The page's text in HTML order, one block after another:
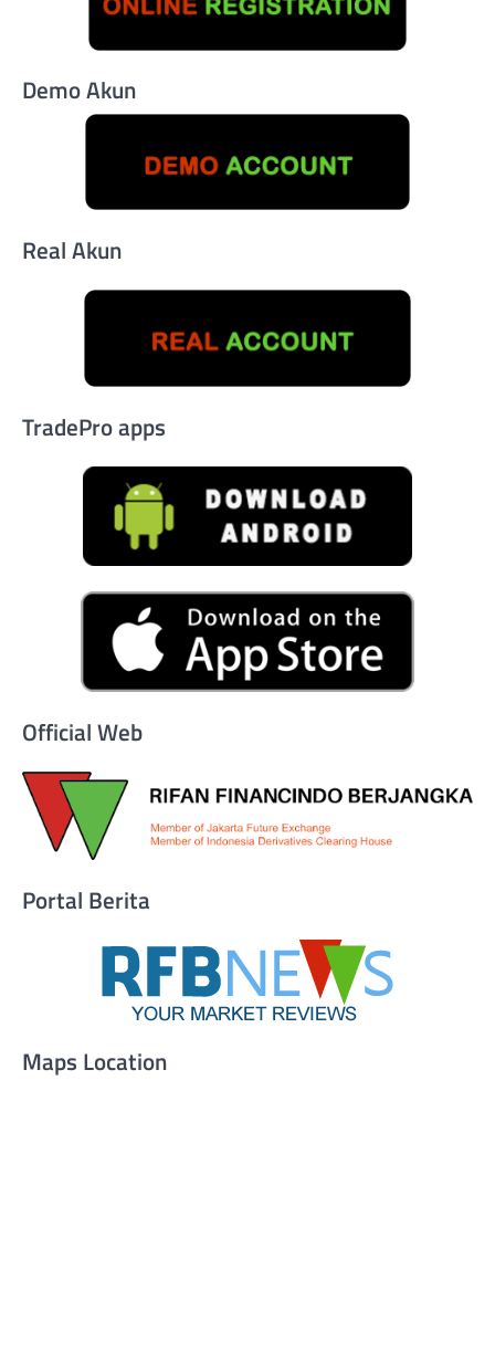
Demo Akun
Real Akun
TradePro apps
Official Web
Portal Berita
Maps Location